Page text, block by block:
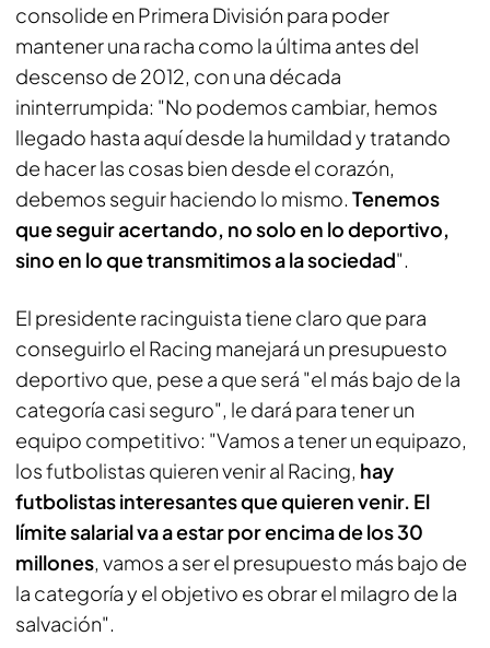
consolide en Primera División para poder
mantener una racha como la última antes del
descenso de 2012, con una década
ininterrumpida: "No podemos cambiar, hemos
llegado hasta aquí desde la humildad y tratando
de hacer las cosas bien desde el corazón,
debemos seguir haciendo lo mismo. Tenemos
que seguir acertando, no solo en lo deportivo,
sino en lo que transmitimos a la sociedad".
El presidente racinguista tiene claro que para
conseguirlo el Racing manejará un presupuesto
deportivo que, pese a que será "el más bajo de la
categoría casi seguro", le dará para tener un
equipo competitivo: "Vamos a tener un equipazo,
los futbolistas quieren venir al Racing, hay
futbolistas interesantes que quieren venir. El
límite salarial va a estar por encima de los 30
millones, vamos a ser el presupuesto más bajo de
la categoría y el objetivo es obrar el milagro de la
salvación".